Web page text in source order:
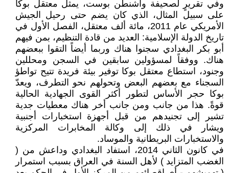
وفي تقريرٍ لصحيفة واشنطن بوست، يمثل معتقل بوكا
على سبيل المثال، الذي كان يضم حتى رحيل الجيش
الأمريكي عام 2011، مائة ألف معتقل، الفصل الأول في
تاريخ الدولة الإسلامية: العديد من قادة التنظيم، بمن فيهم
أبو بكر البغدادي سجنوا هناك وربما أيضاً التقوا ببعضهم
هناك. ووفقاً لمسؤولين سابقين في السجن ومحللين
وجنود، استطاع معتقل بوكا توفير بيئة فريدة تتيح تواطؤ
السجناء مع بعضهم البعض وتحولهم نحو التطرف، ويعدّ
بوكا حجر الأساس لتطور أكثر القوى الجهادية الحالية
قوةً. هذا من جانب ومن جانب أخر هناك معطيات جدية
تشير إلى تجنيدهم من قبل أجهزة استخبارات أجنبية
ويشار في ذلك إلى وكالة المخابرات المركزية
والاستخبارات البريطانية والموساد.
في كانون الثاني 2014، استفاد البغدادي وداعش من (
الغضب المتزايد ) لأهل السنة في العراق بسبب استمرار